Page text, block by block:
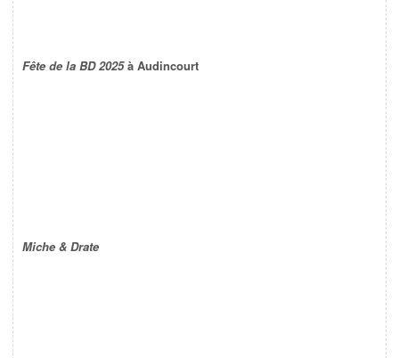
Fête de la BD 2025à Audincourt
Miche & Drate